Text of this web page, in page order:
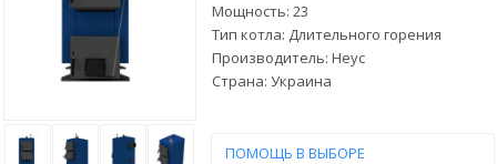
Мощность: 23
Тип котла: Длительного горения
Производитель: Неус
Страна: Украина
ПОМОЩЬ В ВЫБОРЕ